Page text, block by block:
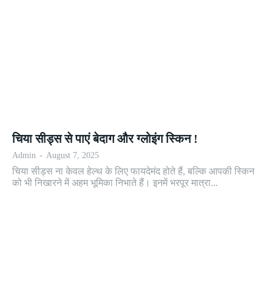
चिया सीड्स से पाएं बेदाग और ग्लोइंग स्किन !
Admin - August 7, 2025
चिया सीड्स ना केवल हेल्थ के लिए फायदेमंद होते हैं, बल्कि आपकी स्किन
को भी निखारने में अहम भूमिका निभाते हैं। इनमें भरपूर मात्रा...